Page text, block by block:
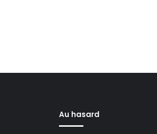
Au hasard